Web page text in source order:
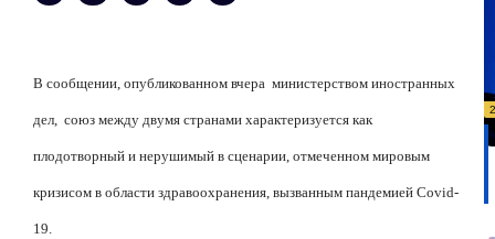
В сообщении, опубликованном вчера министерством иностранных
дел, союз между двумя странами характеризуется как
плодотворный и нерушимый в сценарии, отмеченном мировым
кризисом в области здравоохранения, вызванным пандемией Covid-
19.